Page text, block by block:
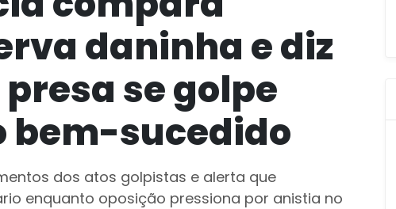
daninha e diz
se golpe
bem-sucedido
dos atos golpistas e alerta que
enquanto oposição pressiona por anistia no